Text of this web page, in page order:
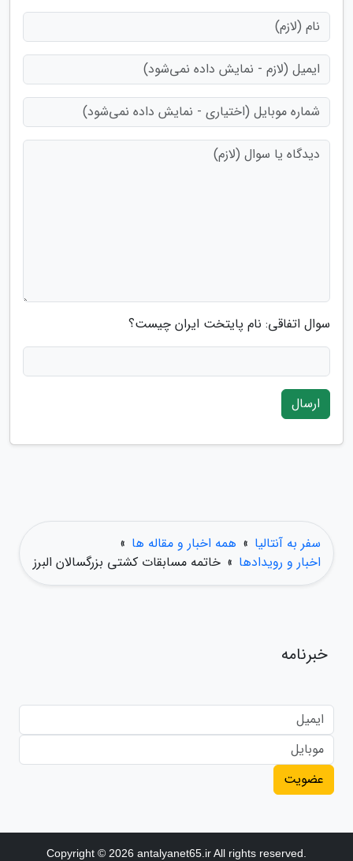
سوال اتفاقی: نام پایتخت ایران چیست؟
ارسال
سفر به آنتالیا » همه اخبار و مقاله ها »
اخبار و رویدادها » خاتمه مسابقات کشتی بزرگسالان البرز
خبرنامه
عضویت
Copyright © 2026 antalyanet65.ir All rights reserved.